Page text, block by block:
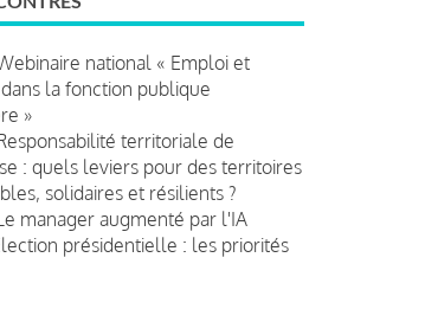
national « Emploi et
la fonction publique
»
territoriale de
: quels leviers pour des territoires
solidaires et résilients ?
manager augmenté par l'IA
présidentielle : les priorités